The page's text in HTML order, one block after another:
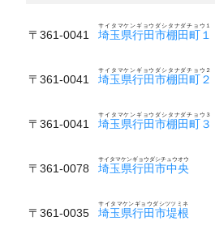
〒361-0041 埼玉県行田市棚田町１
サイタマケンギョウダシタナダチョウ１
〒361-0041 埼玉県行田市棚田町２
サイタマケンギョウダシタナダチョウ２
〒361-0041 埼玉県行田市棚田町３
サイタマケンギョウダシタナダチョウ３
〒361-0078 埼玉県行田市中央
サイタマケンギョウダシチュウオウ
〒361-0035 埼玉県行田市堤根
サイタマケンギョウダシツツミネ